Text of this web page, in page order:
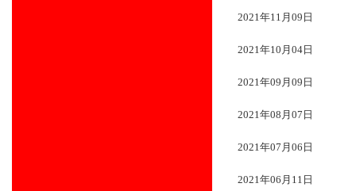
2021年11月09日
2021年10月04日
2021年09月09日
2021年08月07日
2021年07月06日
2021年06月11日